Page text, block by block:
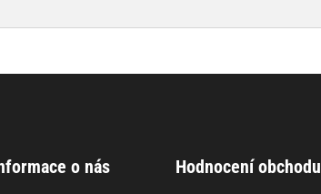
o nás Hodnocení obchodu